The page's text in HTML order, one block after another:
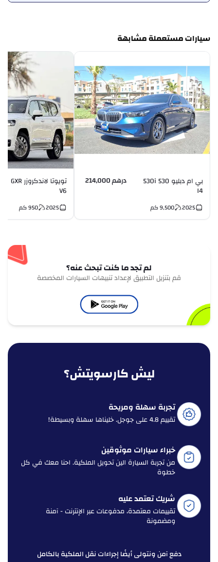
سيارات مستعملة مشابهة
بي ام دبليو 530 530i
I4
درهم 214,000
2025
9,500 كم
تويوتا لاندكروزر GXR
V6
2025
950 كم
لم تجد ما كنت تبحث عنه؟
قم بتنزيل التطبيق لإعداد تنبيهات السيارات المخصصة
ليش كارسويتش؟
تجربة سهلة ومريحة
تقييم 4.8 على جوجل. خليناها سهلة وبسيطة!
خبراء سيارات موثوقين
من تجربة السيارة الين تحويل الملكية. احنا معك في كل
خطوة
شريك تعتمد عليه
تقييمات معتمدة، مدفوعات عبر الإنترنت - آمنة
ومضمونة
دفع آمن ونتولى أيضًا إجراءات نقل الملكية بالكامل